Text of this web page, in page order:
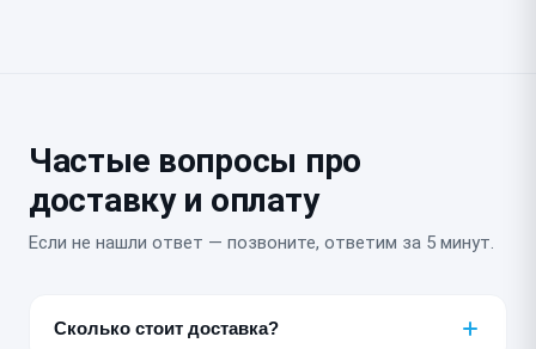
Частые вопросы про
доставку и оплату
Если не нашли ответ — позвоните, ответим за 5 минут.
Сколько стоит доставка?